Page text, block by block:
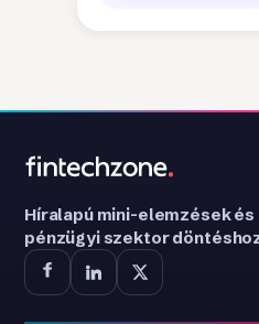
Híralapú mini-elemzések
pénzügyi szektor